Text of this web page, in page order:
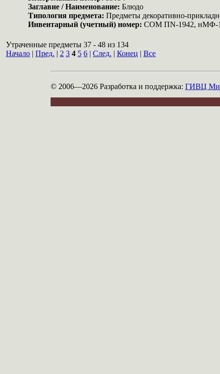
Заглавие / Наименование: Блюдо
Типология предмета: Предметы декоративно-
Инвентарный (учетный) номер: COM ПN-1942, нМФ-
Утраченные предметы 37 - 48 из 134
Начало | Пред. | 2 3 4 5 6 | След. | Конец | Все
© 2006—2026 Разработка и поддержка: ГИВЦ